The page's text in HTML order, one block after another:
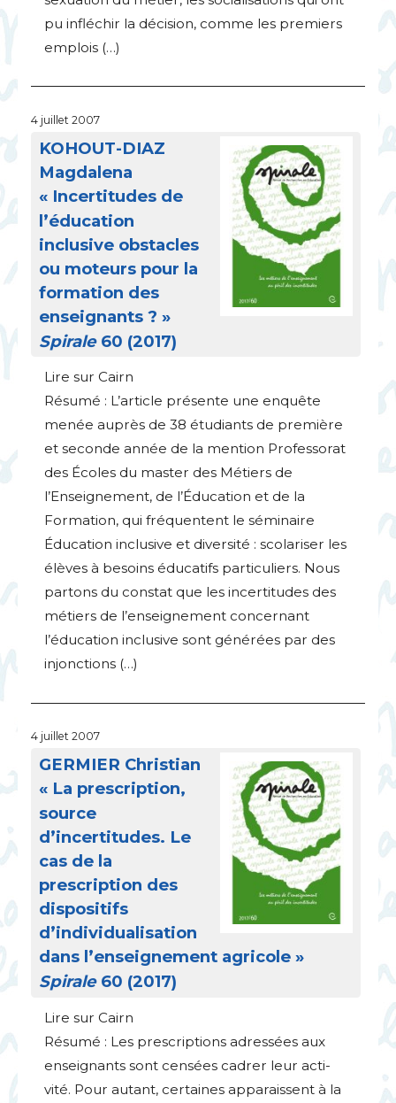
pu infléchir la décision, comme les premiers
emplois (…)
4 juillet 2007
KOHOUT-DIAZ
Magdalena
« Incertitudes de
l’éducation
inclusive obstacles
ou moteurs pour la
formation des
enseignants ? »
Spirale60 (2017)
Lire sur Cairn
Résumé : L’article présente une enquête
menée auprès de 38 étudiants de première
et seconde année de la mention Professorat
des Écoles du master des Métiers de
l’Enseignement, de l’Éducation et de la
Formation, qui fréquentent le séminaire
Éducation inclusive et diversité : scolariser les
élèves à besoins éducatifs particuliers. Nous
partons du constat que les incertitudes des
métiers de l’enseignement concernant
l’éducation inclusive sont générées par des
injonctions (…)
4 juillet 2007
GERMIER Christian
« La prescription,
source
d’incertitudes. Le
cas de la
prescription des
dispositifs
d’individualisation
dans l’enseignement agricole »
Spirale60 (2017)
Lire sur Cairn
Résumé : Les prescriptions adressées aux
enseignants sont censées cadrer leur acti-
vité. Pour autant, certaines apparaissent à la